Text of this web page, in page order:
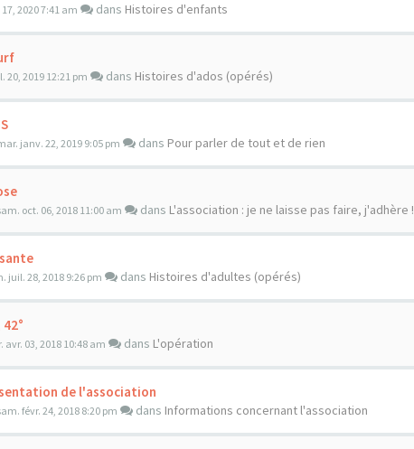
2020 7:41 am dans Histoires d'enfants
20, 2019 12:21 pm dans Histoires d'ados (opérés)
janv. 22, 2019 9:05 pm dans Pour parler de tout et de rien
oct. 06, 2018 11:00 am dans L'association : je ne laisse pas faire, j'adhère !
juil. 28, 2018 9:26 pm dans Histoires d'adultes (opérés)
avr. 03, 2018 10:48 am dans L'opération
de l'association
févr. 24, 2018 8:20 pm dans Informations concernant l'association